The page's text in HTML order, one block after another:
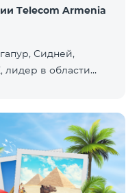
Telecom Armenia
Сидней,
лидер в области
с Telecom Armenia,
под брендом
пакет
Армении.
решение